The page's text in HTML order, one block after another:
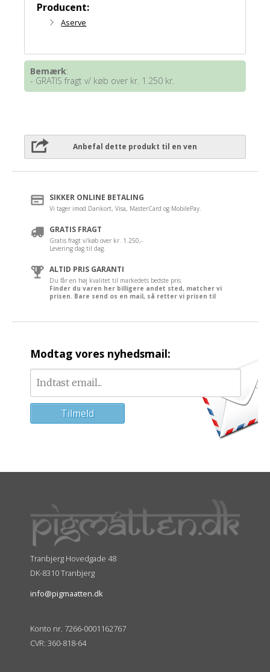
Producent:
Aserve
Bemærk:
- GRATIS fragt v/ køb over kr. 1.250 kr.
Anbefal dette produkt til en ven
SIKKER ONLINE BETALING
Vi tager imod Dankort, Visa, MasterCard og MobilePay.
GRATIS FRAGT
Gratis fragt v/køb over kr. 1.250,-
Levering dag til dag.
ALTID PRIS GARANTI
Du får en høj kvalitet til markedets bedste pris.
Finder du varen her billigere andet sted, matcher vi
prisen. Bare send os en mail, så retter vi prisen til
Modtag vores nyhedsmail:
Tranbjerg Hovedgade 48
DK-8310 Tranbjerg
info@pigmaatten.dk
Konto nr. 7266-0001162767
CVR: 360-818-64